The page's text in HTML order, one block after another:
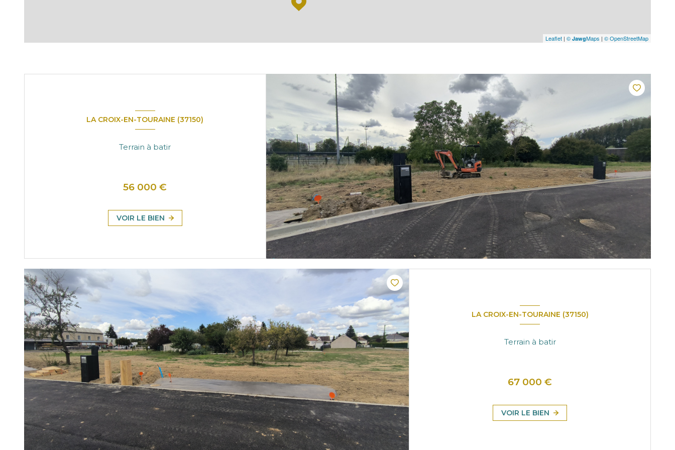
Leaflet | © JawgMaps | © OpenStreetMap
LA CROIX-EN-TOURAINE (37150)
Terrain à batir
56 000 €
VOIR LE BIEN
LA CROIX-EN-TOURAINE (37150)
Terrain à batir
67 000 €
VOIR LE BIEN